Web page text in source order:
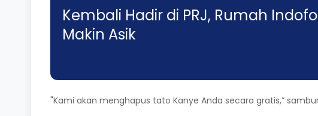
Kembali Hadir di PRJ, Rumah
Makin Asik
"Kami akan menghapus tato Kanye Anda secara gratis,”